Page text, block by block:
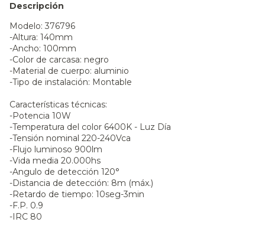
Descripción
Modelo: 376796
-Altura: 140mm
-Ancho: 100mm
-Color de carcasa: negro
-Material de cuerpo: aluminio
-Tipo de instalación: Montable
Características técnicas:
-Potencia 10W
-Temperatura del color 6400K - Luz Día
-Tensión nominal 220-240Vca
-Flujo luminoso 900lm
-Vida media 20.000hs
-Angulo de detección 120°
-Distancia de detección: 8m (máx.)
-Retardo de tiempo: 10seg-3min
-F.P. 0.9
-IRC 80